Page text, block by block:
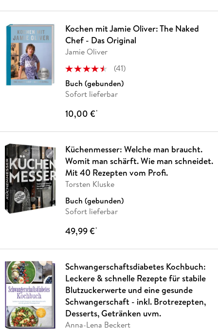
Kochen mit Jamie Oliver: The Naked
Chef - Das Original
Jamie Oliver
(41)
Buch (gebunden)
Sofort lieferbar
10,00 €*
Küchenmesser: Welche man braucht.
Womit man schärft. Wie man schneidet.
Mit 40 Rezepten vom Profi.
Torsten Kluske
Buch (gebunden)
Sofort lieferbar
49,99 €*
Schwangerschaftsdiabetes Kochbuch:
Leckere & schnelle Rezepte für stabile
Blutzuckerwerte und eine gesunde
Schwangerschaft - inkl. Brotrezepten,
Desserts, Getränken uvm.
Anna-Lena Beckert